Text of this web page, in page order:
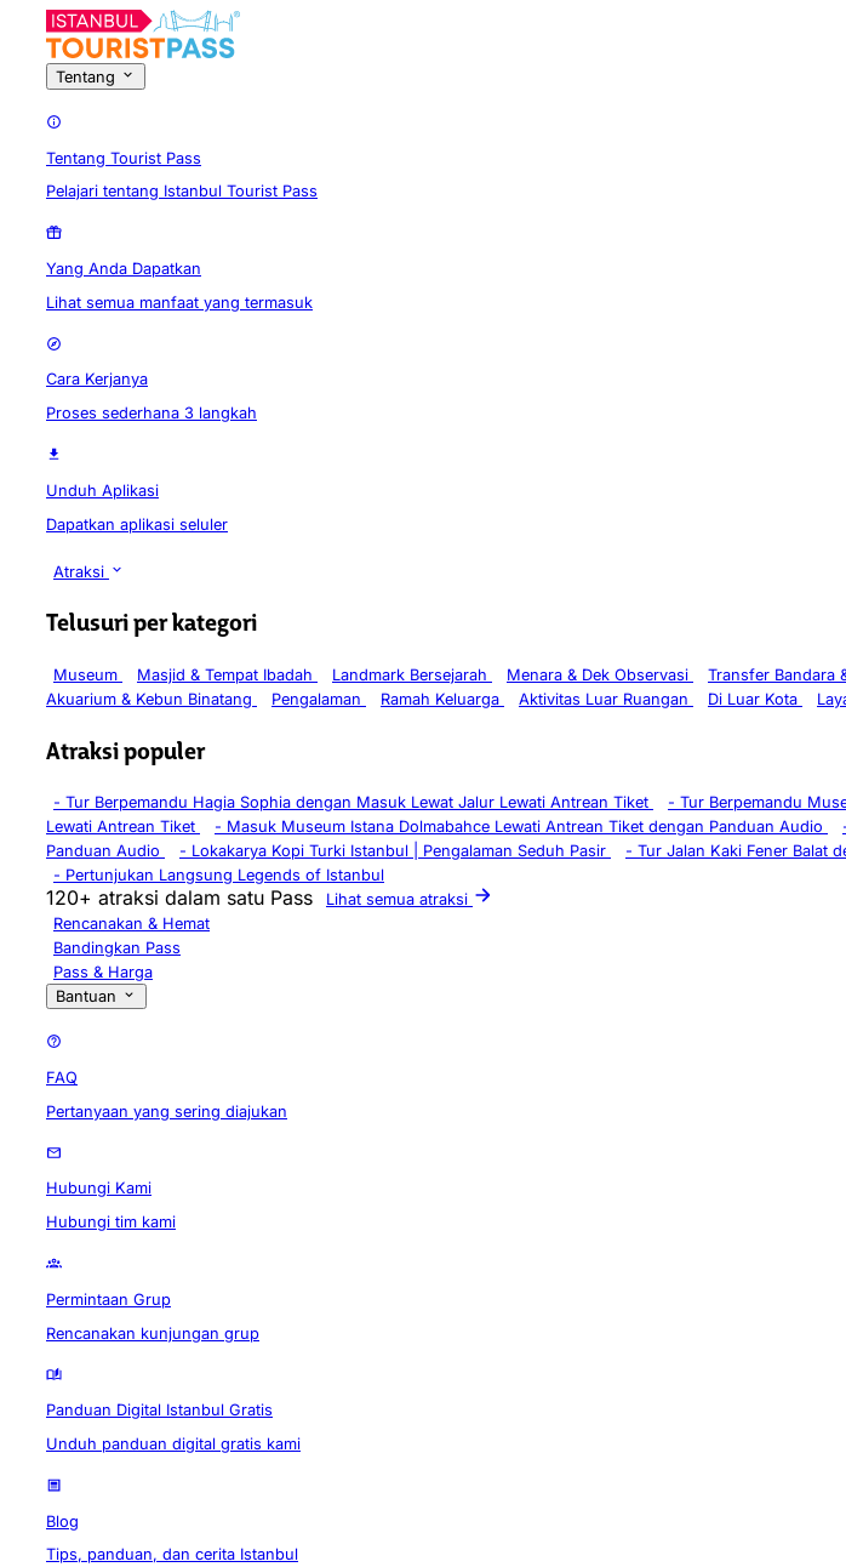
Tentang
Tentang Tourist Pass
Pelajari tentang Istanbul Tourist Pass
Yang Anda Dapatkan
Lihat semua manfaat yang termasuk
Cara Kerjanya
Proses sederhana 3 langkah
Unduh Aplikasi
Dapatkan aplikasi seluler
Atraksi
Telusuri per kategori
Museum Masjid & Tempat Ibadah Landmark Bersejarah Menara & Dek Observasi Transfer Bandara
Akuarium & Kebun Binatang
Pengalaman Ramah Keluarga Aktivitas Luar Ruangan Di Luar Kota
Atraksi populer
- Tur Berpemandu Hagia Sophia dengan Masuk Lewat Jalur Lewati Antrean Tiket - Tur Berpemandu
Lewati Antrean Tiket
- Masuk Museum Istana Dolmabahce Lewati Antrean Tiket dengan Panduan Audio
Panduan Audio
- Lokakarya Kopi Turki Istanbul | Pengalaman Seduh Pasir - Tur Jalan Kaki Fener Balat
- Pertunjukan Langsung Legends of Istanbul
120+ atraksi dalam satu Pass
Lihat semua atraksi
Rencanakan & Hemat
Bandingkan Pass
Pass & Harga
Bantuan
FAQ
Pertanyaan yang sering diajukan
Hubungi Kami
Hubungi tim kami
Permintaan Grup
Rencanakan kunjungan grup
Panduan Digital Istanbul Gratis
Unduh panduan digital gratis kami
Blog
Tips, panduan, dan cerita Istanbul